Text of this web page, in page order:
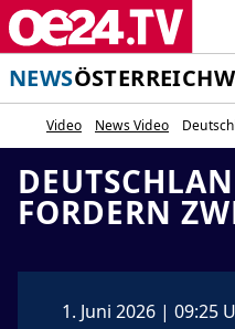
NEWSÖSTERREICH
Video News Video
FORDERN
1. Juni 2026 | 09:25